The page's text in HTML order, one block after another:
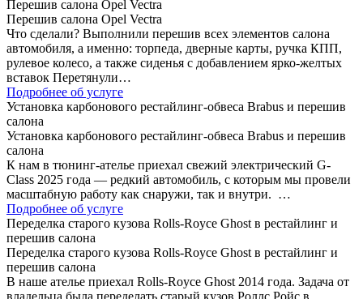
Перешив салона Opel Vectra
Перешив салона Opel Vectra
Что сделали? Выполнили перешив всех элементов салона
автомобиля, а именно: торпеда, дверные карты, ручка КПП,
рулевое колесо, а также сиденья с добавлением ярко-желтых
вставок Перетянули…
Подробнее об услуге
Установка карбонового рестайлинг-обвеса Brabus и перешив
салона
Установка карбонового рестайлинг-обвеса Brabus и перешив
салона
К нам в тюнинг-ателье приехал свежий электрический G-
Class 2025 года — редкий автомобиль, с которым мы провели
масштабную работу как снаружи, так и внутри. …
Подробнее об услуге
Переделка старого кузова Rolls-Royce Ghost в рестайлинг и
перешив салона
Переделка старого кузова Rolls-Royce Ghost в рестайлинг и
перешив салона
В наше ателье приехал Rolls-Royce Ghost 2014 года. Задача от